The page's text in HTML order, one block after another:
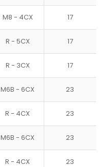
M8 - 4CX 17
R - 5CX 17
R - 3CX 17
M6B - 6CX 23
R - 4CX 23
M6B - 6CX 23
R - 4CX 23